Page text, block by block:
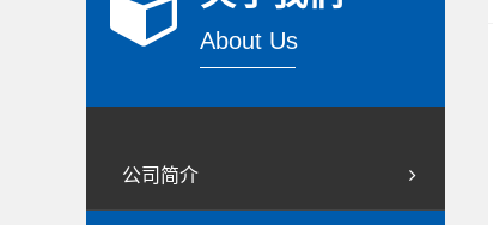
About Us
公司简介